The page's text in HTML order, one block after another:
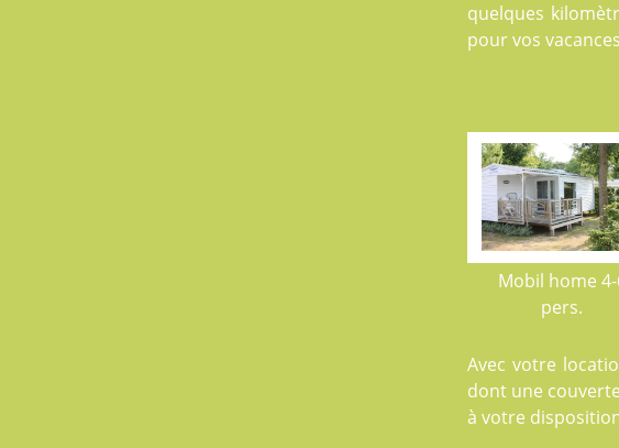
quelques
pour vos
Mobil home
pers.
Avec votre
dont une
à votre